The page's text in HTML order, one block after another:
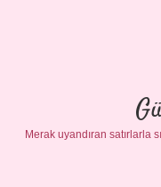
Merak uyandıran satırlarla